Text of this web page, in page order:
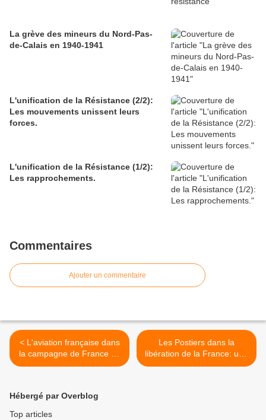
La grève des mineurs du Nord-Pas-
de-Calais en 1940-1941
L'unification de la Résistance (2/2):
Les mouvements unissent leurs
forces.
L'unification de la Résistance (1/2):
Les rapprochements.
Commentaires
Ajouter un commentaire
< L'aviation française dans
la campagne de France en
1940
Les Postiers dans la
libération de la France: une
force majeure de la
Hébergé par Overblog
Top articles